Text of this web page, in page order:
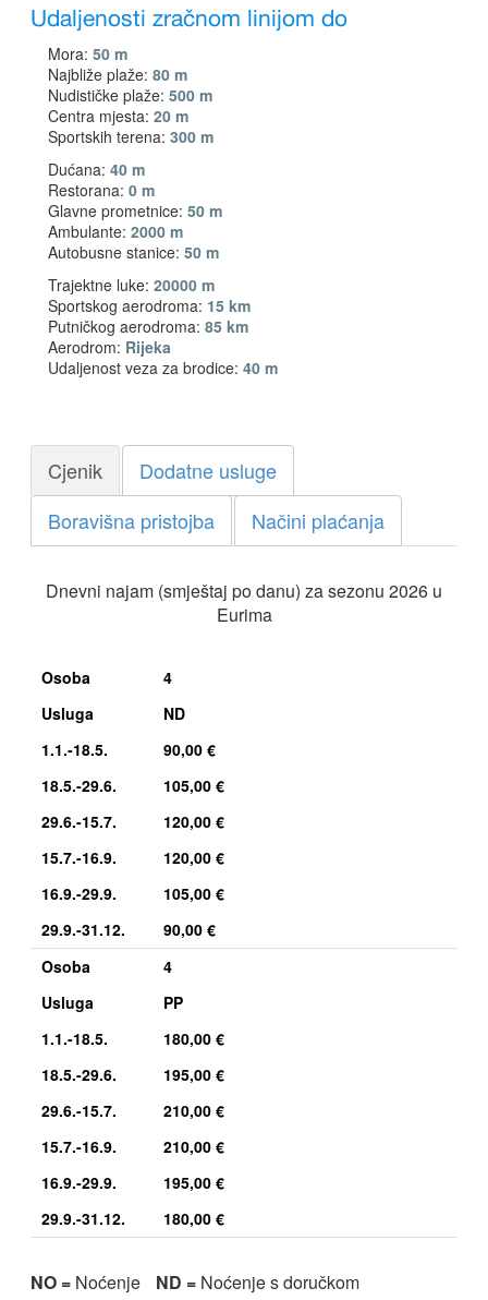
Udaljenosti zračnom linijom do
Mora: 50 m
Najbliže plaže: 80 m
Nudističke plaže: 500 m
Centra mjesta: 20 m
Sportskih terena: 300 m
Dućana: 40 m
Restorana: 0 m
Glavne prometnice: 50 m
Ambulante: 2000 m
Autobusne stanice: 50 m
Trajektne luke: 20000 m
Sportskog aerodroma: 15 km
Putničkog aerodroma: 85 km
Aerodrom: Rijeka
Udaljenost veza za brodice: 40 m
Cjenik
Dodatne usluge
Boravišna pristojba
Načini plaćanja
Dnevni najam (smještaj po danu) za sezonu 2026 u
Eurima
Osoba
4
Usluga
ND
1.1.-18.5.
90,00 €
18.5.-29.6.
105,00 €
29.6.-15.7.
120,00 €
15.7.-16.9.
120,00 €
16.9.-29.9.
105,00 €
29.9.-31.12.
90,00 €
Osoba
4
Usluga
PP
1.1.-18.5.
180,00 €
18.5.-29.6.
195,00 €
29.6.-15.7.
210,00 €
15.7.-16.9.
210,00 €
16.9.-29.9.
195,00 €
29.9.-31.12.
180,00 €
NO = Noćenje ND = Noćenje s doručkom